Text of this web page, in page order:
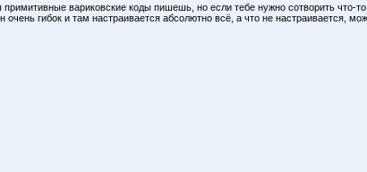
примитивные вариковские коды пишешь, но если тебе нужно сотворить
очень гибок и там настраивается абсолютно всё, а что не настраивается,